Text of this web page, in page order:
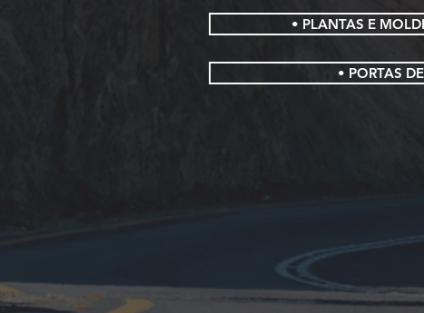
• PLANTAS E
• PORTAS